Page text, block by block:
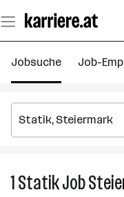
Seiteninhalt
springen
Jobsuche Job-
1StatikJob